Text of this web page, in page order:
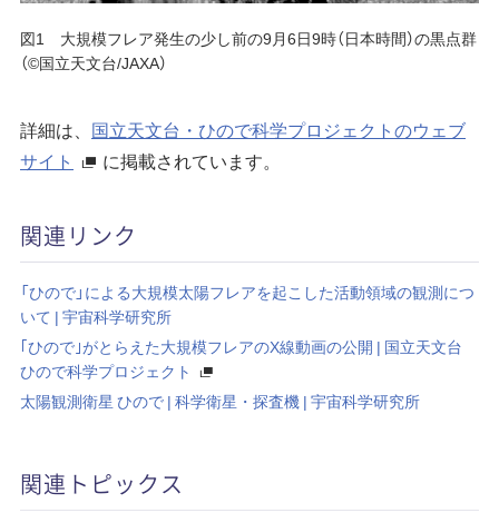
図1 大規模フレア発生の少し前の9月6日9時（日本時間）の黒点群
（©国立天文台/JAXA）
詳細は、 国立天文台・ひので科学プロジェクトのウェブ
サイト
に掲載されています。
関連リンク
「ひので」による大規模太陽フレアを起こした活動領域の観測につ
いて | 宇宙科学研究所
｢ひので｣がとらえた大規模フレアのX線動画の公開 | 国立天文台
ひので科学プロジェクト
太陽観測衛星 ひので | 科学衛星・探査機 | 宇宙科学研究所
関連トピックス